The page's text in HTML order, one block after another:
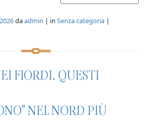
daadmin | in Senza categoria |
FIORDI, QUESTI
NEL NORD PIÙ